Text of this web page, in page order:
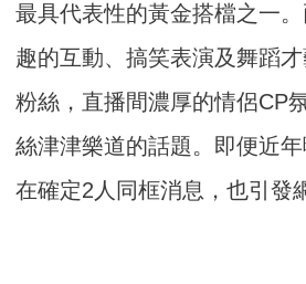
最具代表性的黃金搭檔之一
趣的互動、搞笑表演及舞蹈
粉絲，直播間濃厚的情侶CP
絲津津樂道的話題。即便近
在確定2人同框消息，也引發